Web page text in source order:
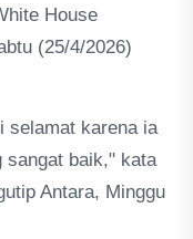
House
(25/4/2026)
selamat karena ia
sangat baik," kata
Antara, Minggu